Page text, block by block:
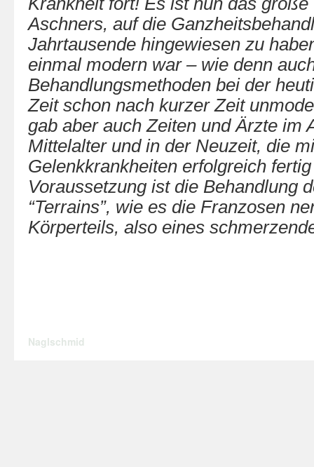
Aschners, auf die
Jahrtausende hingewiesen zu
einmal modern war – wie denn
Behandlungsmethoden bei der
Zeit schon nach kurzer Zeit
gab aber auch Zeiten und Ärzte im
Mittelalter und in der Neuzeit, die
Gelenkkrankheiten erfolgreich
Voraussetzung ist die Behandlung
“Terrains”, wie es die Franzosen
Körperteils, also eines
Naglschmid